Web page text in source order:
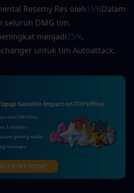
Resemy Res oleh15%Dalam
seluruh DMG tim.
menjadi25%,
untuk tim Autoattack.